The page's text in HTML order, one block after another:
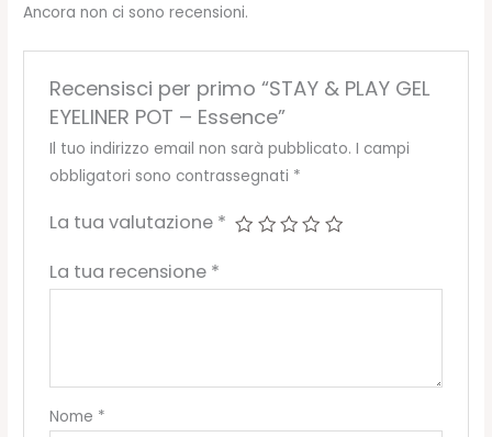
Ancora non ci sono recensioni.
Recensisci per primo “STAY & PLAY GEL
EYELINER POT – Essence”
Il tuo indirizzo email non sarà pubblicato. I campi
obbligatori sono contrassegnati *
La tua valutazione *
La tua recensione *
Nome *